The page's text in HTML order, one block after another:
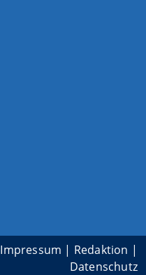
Impressum | Redaktion |
Datenschutz